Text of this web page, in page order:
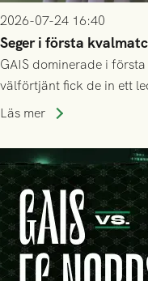
2026-07-24 16:40
Seger i första
GAIS dominerade i
välförtjänt fick de in ett
halvtidsvilan sjönk
seger! Matchfoto: Mikael
Läs mer